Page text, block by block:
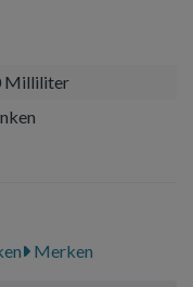
Milliliter
Merken